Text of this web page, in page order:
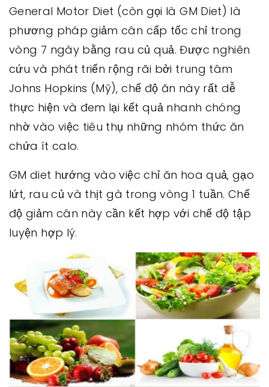
General Motor Diet (còn gọi là GM Diet) là
phương pháp giảm cân cấp tốc chỉ trong
vòng 7 ngày bằng rau củ quả. Được nghiên
cứu và phát triển rộng rãi bởi trung tâm
Johns Hopkins (Mỹ), chế độ ăn này rất dễ
thực hiện và đem lại kết quả nhanh chóng
nhờ vào việc tiêu thụ những nhóm thức ăn
chứa ít calo.
GM diet hướng vào việc chỉ ăn hoa quả, gạo
lứt, rau củ và thịt gà trong vòng 1 tuần. Chế
độ giảm cân này cần kết hợp với chế độ tập
luyện hợp lý.